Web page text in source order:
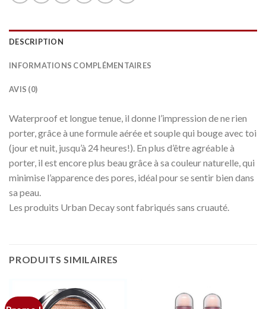
DESCRIPTION
INFORMATIONS COMPLÉMENTAIRES
AVIS (0)
Waterproof et longue tenue, il donne l’impression de ne rien
porter, grâce à une formule aérée et souple qui bouge avec toi
(jour et nuit, jusqu’à 24 heures!). En plus d’être agréable à
porter, il est encore plus beau grâce à sa couleur naturelle, qui
minimise l’apparence des pores, idéal pour se sentir bien dans
sa peau.
Les produits Urban Decay sont fabriqués sans cruauté.
PRODUITS SIMILAIRES